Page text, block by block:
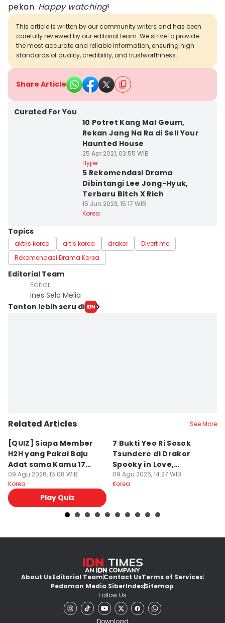
pekan. Happy watching!
This article is written by our community writers and has been
carefully reviewed by our editorial team. We strive to provide
the most accurate and reliable information, ensuring high
standards of quality, credibility, and trustworthiness.
Share Article
Curated For You
10 Potret Kang Mal Geum,
Rekan Jang Na Ra di Sell Your
Haunted House
25 Apr 2021, 03:55 WIB
Hype
5 Rekomendasi Drama
Dibintangi Lee Jong-Hyuk,
Terbaru Bitch X Rich
15 Jun 2023, 15:17 WIB
Korea
Topics
aktris korea artis korea drakor
Divert me
Rekomendasi Drama Korea
Editorial Team
Editor
Ines Sela Melia
Tonton lebih seru di
Related Articles See More
[QUIZ] Siapa Member
H2H yang Pakai Baju
Adat sama Kamu 17
Agustusan?
09 Agu 2026, 15:08 WIB
Korea
Play Quiz
7 Bukti Yeo Ri Sosok
Tsundere di Drakor
Spooky in Love,
Misterius!
09 Agu 2026, 14:27 WIB
Korea
About UsEditorial TeamContact UsTerms of Services
Pedoman Media SiberIndexSitemap
Follow Us
Download